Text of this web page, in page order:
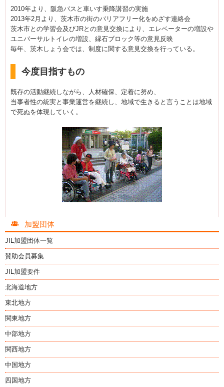
2010年より、阪急バスと車いす乗降講習の実施
2013年2月より、茨木市の街のバリアフリー化をめざす連絡会
茨木市との学習会及びJRとの意見交換により、エレベーターの増設や
ユニバーサルトイレの増設、縁石ブロック等の意見反映
毎年、茨木しょう会では、制度に関する意見交換を行っている。
今度目指すもの
既存の活動継続しながら、人材確保、定着に努め、
当事者性の統実と事業運営を継続し、地域で生きると言うことは地域
で死ぬを体現していく。
加盟団体
JIL加盟団体一覧
賛助会員募集
JIL加盟要件
北海道地方
東北地方
関東地方
中部地方
関西地方
中国地方
四国地方